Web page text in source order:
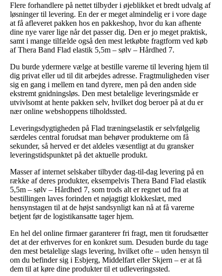
Flere forhandlere på nettet tilbyder i øjeblikket et bredt udvalg af
løsninger til levering. En der er meget almindelig er i vore dage
at få afleveret pakken hos en pakkeshop, hvor du kan afhente
dine nye varer lige når det passer dig. Den er jo meget praktisk,
samt i mange tilfælde også den mest letkøbte fragtform ved køb
af Thera Band Flad elastik 5,5m – sølv – Hårdhed 7.
Du burde ydermere vælge at bestille varerne til levering hjem til
dig privat eller ud til dit arbejdes adresse. Fragtmuligheden viser
sig en gang i mellem en tand dyrere, men på den anden side
ekstremt gnidningsløs. Den mest betalelige leveringsmåde er
utvivlsomt at hente pakken selv, hvilket dog beroer på at du er
nær online webshoppens tilholdssted.
Leveringsdygtigheden på Flad træningselastik er selvfølgelig
særdeles central forudsat man behøver produkterne om få
sekunder, så herved er det aldeles væsentligt at du gransker
leveringstidspunktet på det aktuelle produkt.
Masser af internet selskaber tilbyder dag-til-dag levering på en
række af deres produkter, eksempelvis Thera Band Flad elastik
5,5m – sølv – Hårdhed 7, som trods alt er regnet ud fra at
bestillingen laves forinden et nøjagtigt klokkeslæt, med
hensynstagen til at de højst sandsynligt kan nå at få varerne
betjent før de logistikansatte tager hjem.
En hel del online firmaer garanterer fri fragt, men tit forudsætter
det at der erhverves for en konkret sum. Desuden burde du tage
den mest betalelige slags levering, hvilket ofte – uden hensyn til
om du befinder sig i Esbjerg, Middelfart eller Skjern – er at få
dem til at køre dine produkter til et udleveringssted.